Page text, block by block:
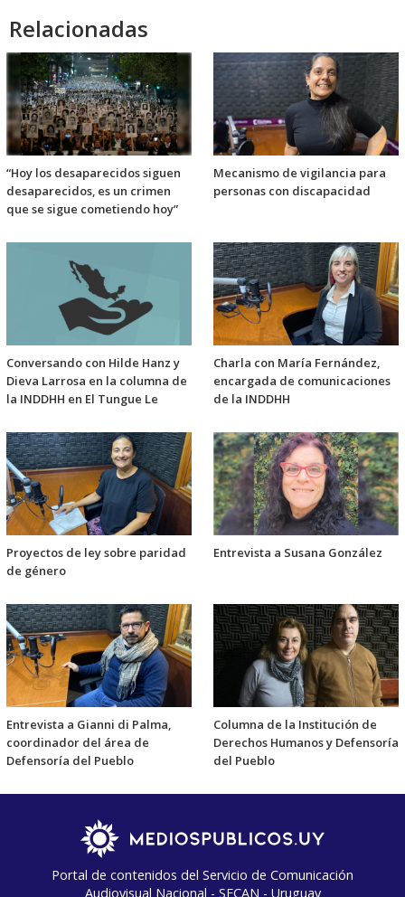
Relacionadas
“Hoy los desaparecidos siguen
desaparecidos, es un crimen
que se sigue cometiendo hoy”
Mecanismo de vigilancia para
personas con discapacidad
Conversando con Hilde Hanz y
Dieva Larrosa en la columna de
la INDDHH en El Tungue Le
Charla con María Fernández,
encargada de comunicaciones
de la INDDHH
Proyectos de ley sobre paridad
de género
Entrevista a Susana González
Entrevista a Gianni di Palma,
coordinador del área de
Defensoría del Pueblo
Columna de la Institución de
Derechos Humanos y Defensoría
del Pueblo
Portal de contenidos del Servicio de Comunicación
Audiovisual Nacional - SECAN - Uruguay